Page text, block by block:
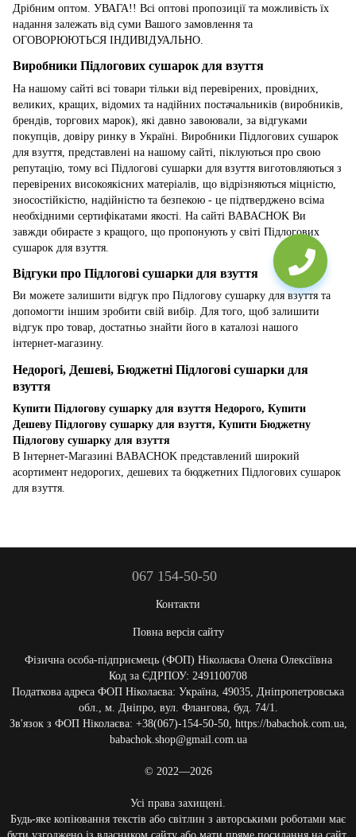
Дрібним оптом. УВАГА!! Всі оптові пропозиції та можливість їх
надання залежать від суми Вашого замовлення та
ОГОВОРЮЮТЬСЯ ІНДИВІДУАЛЬНО.
Виробники Підлогових сушарок для взуття
На нашому сайті всі товари тільки від перевірених, провідних,
великих, кращих, відомих та надійних постачальників (виробників,
брендів, торгових марок), які давно завоювали, за відгуками
покупців, довіру ринку в Україні. Виробники Підлогових сушарок
для взуття, представлені на нашому сайті, піклуються про свою
репутацію, тому всі Підлогові сушарки для взуття виготовляються з
перевірених високоякісних матеріалів, що відрізняються міцністю,
зносостійкістю, надійністю та безпекою - це підтверджено всіма
необхідними сертифікатами якості. На сайті BABACHOK Ви
завжди обираєте з кращого, що пропонують у світі Підлогових
сушарок для взуття.
Відгуки про Підлогові сушарки для взуття
Ви можете залишити відгук про Підлогову сушарку для взуття та
допомогти іншим зробити свій вибір. Для того, щоб залишити
відгук про товар, достатньо знайти його в каталозі нашого
інтернет-магазину.
Недорогі, Дешеві, Бюджетні Підлогові сушарки для
взуття
Купити Підлогову сушарку для взуття Недорого, Купити
Дешеву Підлогову сушарку для взуття, Купити Бюджетну
Підлогову сушарку для взуття
В Інтернет-Магазині BABACHOK представлений широкий
асортимент недорогих, дешевих та бюджетних Підлогових сушарок
для взуття.
067 154-50-50
Контакти
Повна версія сайту
Фізична особа-підприємець (ФОП) Ніколаєва Олена Олексіївна
Код за ЄДРПОУ: 2491100708
Податкова адреса ФОП Ніколаєва: Україна, 49035, Дніпропетровська
обл., м. Дніпро, вул. Флангова, буд. 74/1.
Зв'язок з ФОП Ніколаєва: +38(067)-154-50-50, https://babachok.com.ua,
babachok.shop@gmail.com.ua
© 2022—2026
Усі права захищені.
Будь-яке копіювання текстів або світлин з авторськими роботами має